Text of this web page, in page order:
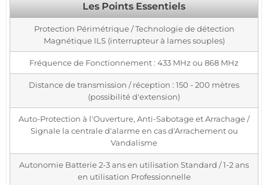
Les Points Essentiels
Protection Périmétrique / Technologie de détection
Magnétique ILS (interrupteur à lames souples)
Fréquence de Fonctionnement : 433 MHz ou 868 MHz
Distance de transmission / réception : 150 - 200 mètres
(possibilité d'extension)
Auto-Protection à l'Ouverture, Anti-Sabotage et Arrachage /
Signale la centrale d'alarme en cas d'Arrachement ou
Vandalisme
Autonomie Batterie 2-3 ans en utilisation Standard / 1-2 ans
en utilisation Professionnelle